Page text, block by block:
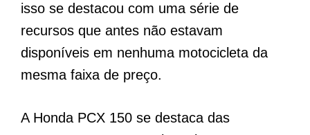
isso se destacou com uma série de
recursos que antes não estavam
disponíveis em nenhuma motocicleta da
mesma faixa de preço.
A Honda PCX 150 se destaca das